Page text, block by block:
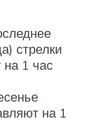
стрелки
на 1 час
на 1